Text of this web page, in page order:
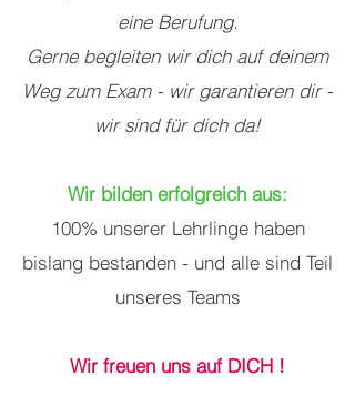
eine Berufung.
Gerne begleiten wir dich auf deinem
Weg zum Exam - wir garantieren dir -
wir sind für dich da!
Wir bilden erfolgreich aus:
100% unserer Lehrlinge haben
bislang bestanden - und alle sind Teil
unseres Teams
Wir freuen uns auf DICH !